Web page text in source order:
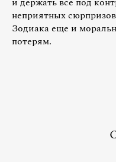
неприятных
Зодиака еще и
потерям.